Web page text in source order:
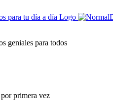
geniales para todos
primera vez